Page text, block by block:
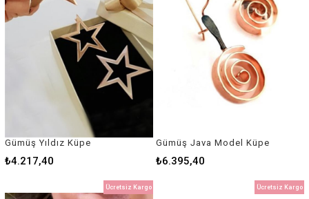
Gümüş Yıldız Küpe
₺4.217,40
Gümüş Java Model Küpe
₺6.395,40
Ücretsiz Kargo Ücretsiz Kargo